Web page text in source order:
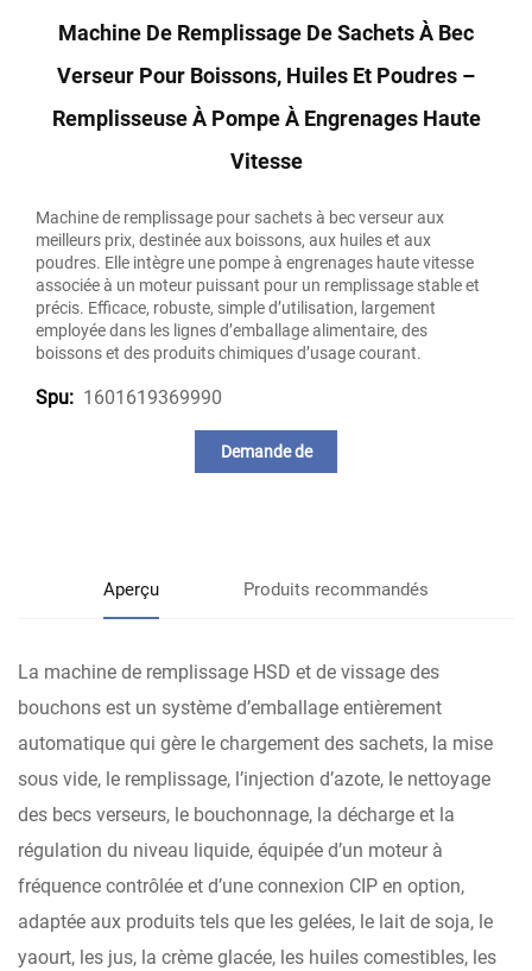
Machine De Remplissage De Sachets À Bec
Verseur Pour Boissons, Huiles Et Poudres –
Remplisseuse À Pompe À Engrenages Haute
Vitesse
Machine de remplissage pour sachets à bec verseur aux
meilleurs prix, destinée aux boissons, aux huiles et aux
poudres. Elle intègre une pompe à engrenages haute vitesse
associée à un moteur puissant pour un remplissage stable et
précis. Efficace, robuste, simple d’utilisation, largement
employée dans les lignes d’emballage alimentaire, des
boissons et des produits chimiques d’usage courant.
Spu: 1601619369990
Demande de
Aperçu Produits recommandés
La machine de remplissage HSD et de vissage des
bouchons est un système d’emballage entièrement
automatique qui gère le chargement des sachets, la mise
sous vide, le remplissage, l’injection d’azote, le nettoyage
des becs verseurs, le bouchonnage, la décharge et la
régulation du niveau liquide, équipée d’un moteur à
fréquence contrôlée et d’une connexion CIP en option,
adaptée aux produits tels que les gelées, le lait de soja, le
yaourt, les jus, la crème glacée, les huiles comestibles, les